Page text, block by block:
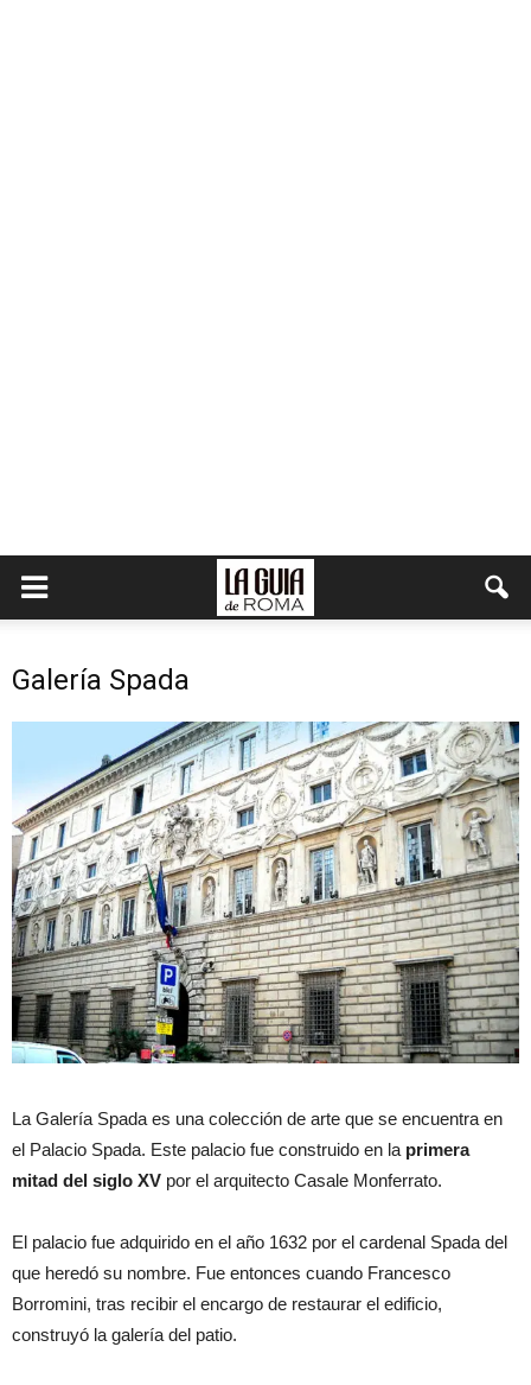
Galería Spada
La Galería Spada es una colección de arte que se encuentra en
el Palacio Spada. Este palacio fue construido en la primera
mitad del siglo XV por el arquitecto Casale Monferrato.
El palacio fue adquirido en el año 1632 por el cardenal Spada del
que heredó su nombre. Fue entonces cuando Francesco
Borromini, tras recibir el encargo de restaurar el edificio,
construyó la galería del patio.